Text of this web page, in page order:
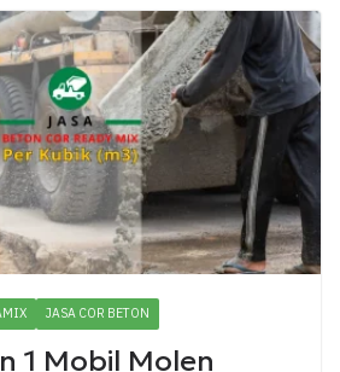
JASA COR BETON
1 Mobil Molen